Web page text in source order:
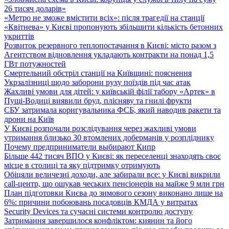
26 тисяч доларів»
«Метро не зможе вмістити всіх»: після трагедії на станції
«Квітнева» у Києві пропонують збільшити кількість бетонних
укриттів
Розвиток резервного теплопостачання в Києві: місто разом з
Агентством відновлення укладають контракти на понад 1,5
ГВт потужностей
Смертельний обстріл станції на Київщині: пояснення
Укрзалізниці щодо заборони руху поїздів під час атак
Жахливі умови для дітей: у київській філії табору «Артек» в
Пущі-Водиці виявили бруд, плісняву та гнилі фрукти
СБУ затримала коригувальника ФСБ, який наводив ракети та
дрони на Київ
У Києві розпочали розслідування через жахливі умови
утримання близько 30 втомлених доберманів у розпліднику
Почему предприниматели выбирают Кипр
Більше 442 тисяч ВПО у Києві: як переселенці знаходять своє
місце в столиці та яку підтримку отримують
Обіцяли величезні доходи, але забирали все: у Києві викрили
call-центр, що ошукав чеських пенсіонерів на майже 9 млн грн
План підготовки Києва до зимового сезону виконано лише на
6%: причини побоювань посадовців КМДА у витратах
Security Devices та сучасні системи контролю доступу
Затримання завершилося конфліктом: киянин та його